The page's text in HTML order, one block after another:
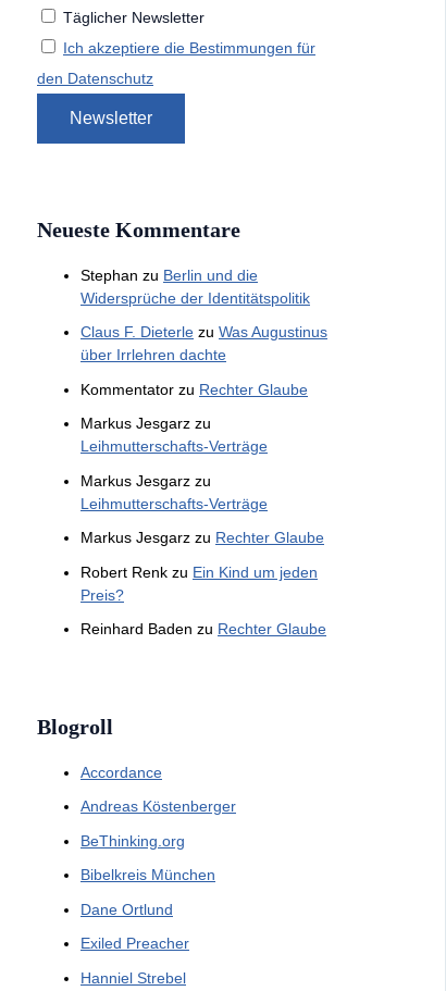
Täglicher Newsletter
Ich akzeptiere die Bestimmungen für
den Datenschutz
Neueste Kommentare
Stephan zu Berlin und die
Widersprüche der Identitätspolitik
Claus F. Dieterle zu Was Augustinus
über Irrlehren dachte
Kommentator zu Rechter Glaube
Markus Jesgarz zu
Leihmutterschafts-Verträge
Markus Jesgarz zu
Leihmutterschafts-Verträge
Markus Jesgarz zu Rechter Glaube
Robert Renk zu Ein Kind um jeden
Preis?
Reinhard Baden zu Rechter Glaube
Blogroll
Accordance
Andreas Köstenberger
BeThinking.org
Bibelkreis München
Dane Ortlund
Exiled Preacher
Hanniel Strebel